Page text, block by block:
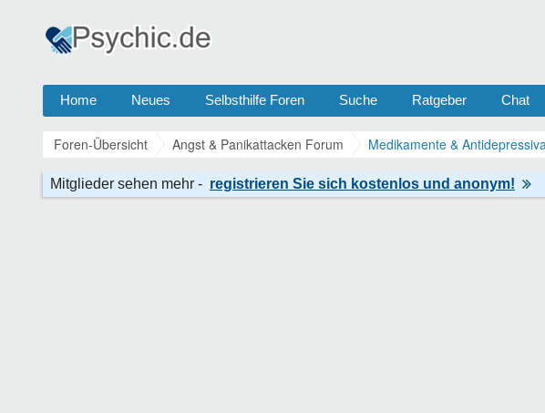
Home Neues Selbsthilfe Foren Suche Ratgeber Chat
Foren-Übersicht Angst & Panikattacken Forum Medikamente &